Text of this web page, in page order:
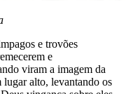
e trovões
e
viram a imagem da
alto, levantando os